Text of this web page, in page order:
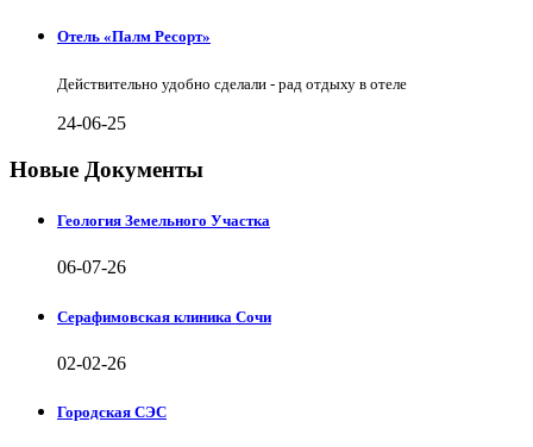
Отель «Палм Ресорт»
Действительно удобно сделали - рад отдыху в отеле
24-06-25
Новые Документы
Геология Земельного Участка
06-07-26
Серафимовская клиника Сочи
02-02-26
Городская СЭС